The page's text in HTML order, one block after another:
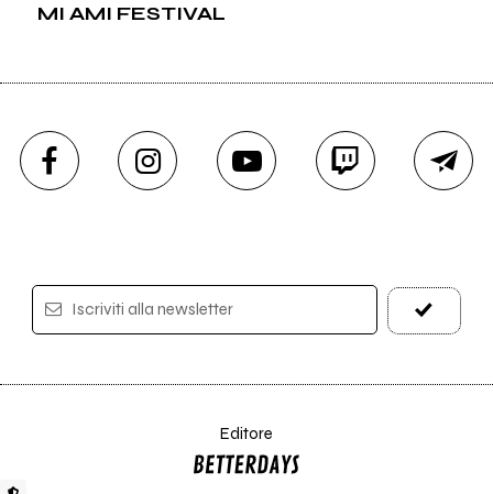
MI AMI FESTIVAL
Iscriviti alla newsletter
Editore